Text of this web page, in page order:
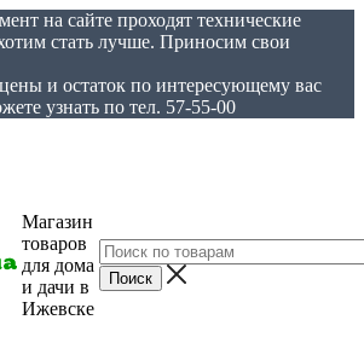
на сайте проходят технические
стать лучше. Приносим свои
и остаток по интересующему вас
узнать по тел. 57-55-00
Магазин
товаров
для дома
и дачи в
Ижевске